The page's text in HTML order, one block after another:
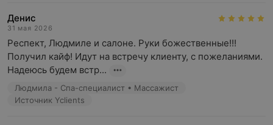
Денис
31 мая 2026
Респект, Людмиле и салоне. Руки божественные!!!
Получил кайф! Идут на встречу клиенту, с пожеланиями.
Надеюсь будем встр...
Людмила - Спа-специалист • Массажист
Источник Yclients